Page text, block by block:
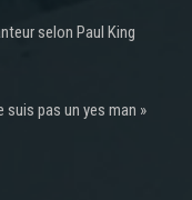
selon Paul King
suis pas un yes man »